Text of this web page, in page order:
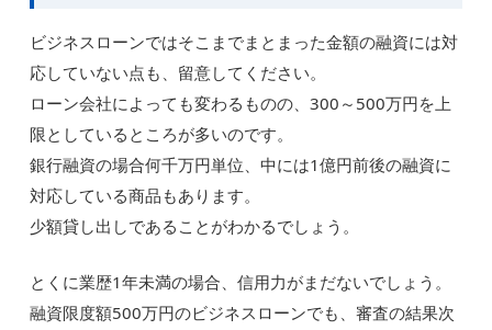
ビジネスローンではそこまでまとまった金額の融資には対
応していない点も、留意してください。
ローン会社によっても変わるものの、300～500万円を上
限としているところが多いのです。
銀行融資の場合何千万円単位、中には1億円前後の融資に
対応している商品もあります。
少額貸し出しであることがわかるでしょう。
とくに業歴1年未満の場合、信用力がまだないでしょう。
融資限度額500万円のビジネスローンでも、審査の結果次